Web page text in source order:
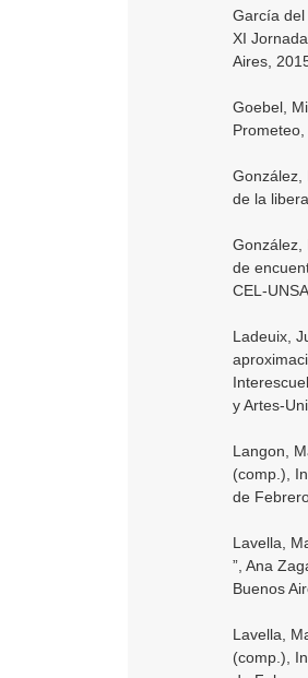
García del
XI
Aires,
Goebel,
Prometeo,
González,
de la
González,
de
CEL-
Ladeuix,
y Artes-
Langon,
(comp.),
de
Lavella,
”, Ana
Buenos
Lavella,
(comp.),